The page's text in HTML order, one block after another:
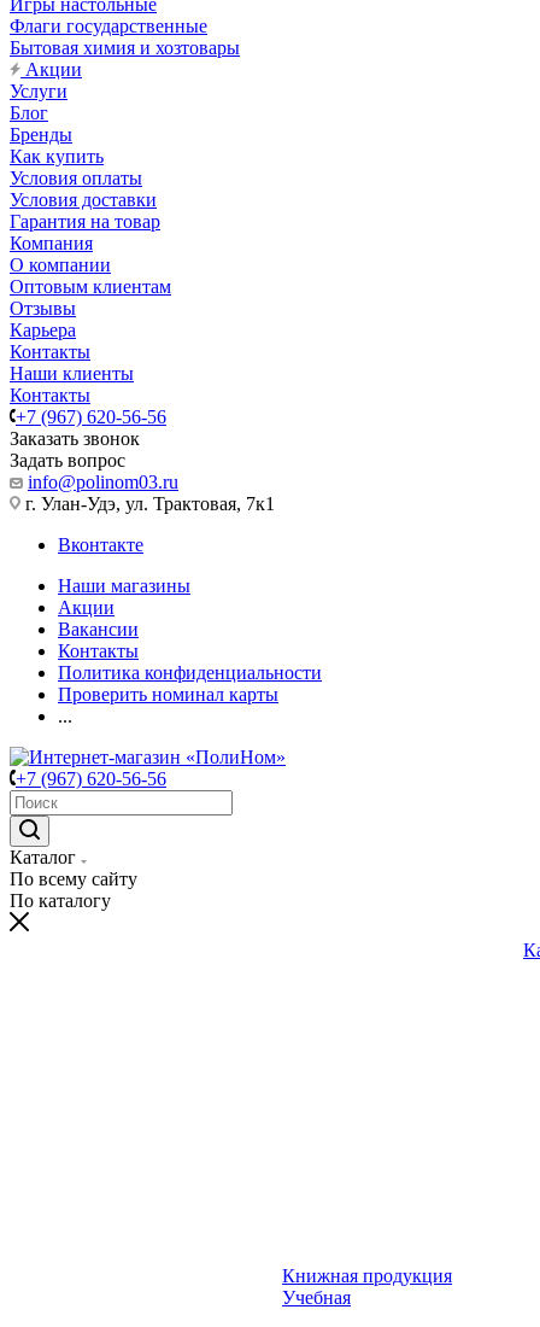
Игры настольные
Флаги государственные
Бытовая химия и хозтовары
Акции
Услуги
Блог
Бренды
Как купить
Условия оплаты
Условия доставки
Гарантия на товар
Компания
О компании
Оптовым клиентам
Отзывы
Карьера
Контакты
Наши клиенты
Контакты
+7 (967) 620-56-56
Заказать звонок
Задать вопрос
info@polinom03.ru
г. Улан-Удэ, ул. Трактовая, 7к1
Вконтакте
Наши магазины
Акции
Вакансии
Контакты
Политика конфиденциальности
Проверить номинал карты
...
+7 (967) 620-56-56
Каталог
По всему сайту
По каталогу
Книжная продукция
Учебная